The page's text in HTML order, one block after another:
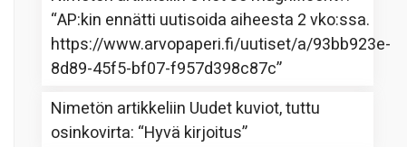
“AP:kin ennätti uutisoida aiheesta 2 vko:ssa.
https://www.arvopaperi.fi/uutiset/a/93bb923e-
8d89-45f5-bf07-f957d398c87c”
Nimetön artikkeliin Uudet kuviot, tuttu
osinkovirta: “Hyvä kirjoitus”